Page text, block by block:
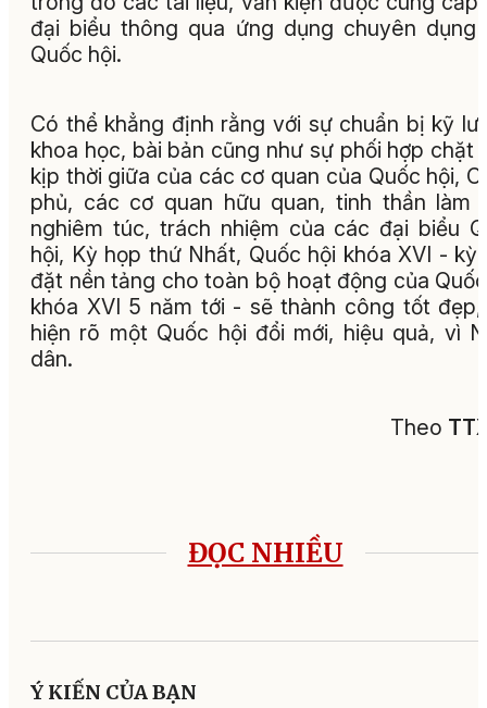
đại biểu thông qua ứng dụng chuyên dụng
Quốc hội.
Có thể khẳng định rằng với sự chuẩn bị kỹ
khoa học, bài bản cũng như sự phối hợp chặt
kịp thời giữa của các cơ quan của Quốc hội,
phủ, các cơ quan hữu quan, tinh thần làm
nghiêm túc, trách nhiệm của các đại biểu
hội, Kỳ họp thứ Nhất, Quốc hội khóa XVI - kỳ
đặt nền tảng cho toàn bộ hoạt động của
khóa XVI 5 năm tới - sẽ thành công tốt
hiện rõ một Quốc hội đổi mới, hiệu quả, vì
dân.
Theo
ĐỌC NHIỀU
Ý KIẾN CỦA BẠN